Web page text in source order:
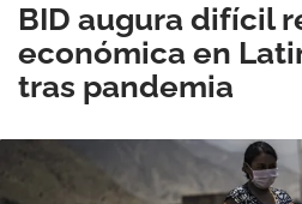
BID augura difícil
económica en
tras pandemia